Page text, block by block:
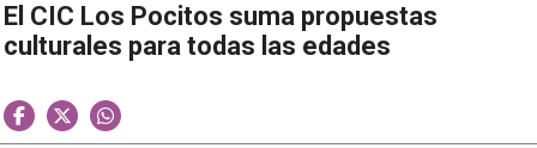
El CIC Los Pocitos suma propuestas
culturales para todas las edades